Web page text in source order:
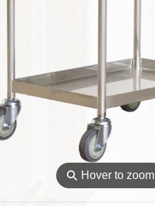
⚲ Hover to zoom